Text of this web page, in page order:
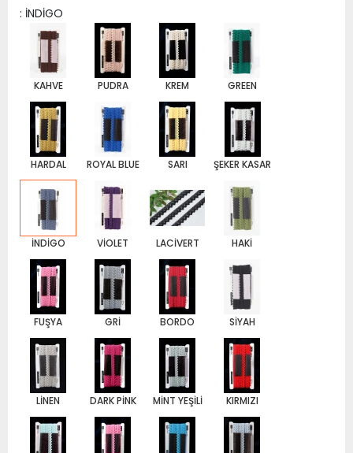
: İNDİGO
KAHVE PUDRA KREM GREEN
HARDAL ROYAL BLUE SARI ŞEKER KASAR
İNDİGO VİOLET LACİVERT HAKİ
FUŞYA GRİ BORDO SİYAH
LİNEN DARK PİNK MİNT YEŞİLİ KIRMIZI